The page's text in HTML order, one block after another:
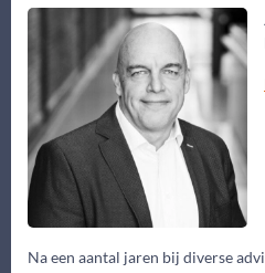
Na een aantal jaren bij diverse